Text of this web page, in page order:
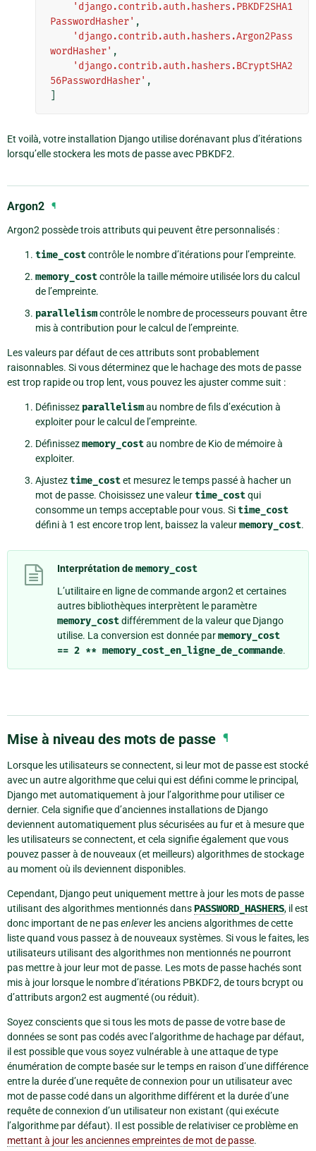
'django.contrib.auth.hashers.PBKDF2SHA1
PasswordHasher' ,
'django.contrib.auth.hashers.Argon2Pass
wordHasher' ,
'django.contrib.auth.hashers.BCryptSHA2
56PasswordHasher' ,
Et voilà, votre installation Django utilise dorénavant plus d’itérations
lorsqu’elle stockera les mots de passe avec PBKDF2.
Argon2 ¶
Argon2 possède trois attributs qui peuvent être personnalisés :
time_costcontrôle le nombre d’itérations pour l’empreinte.
memory_costcontrôle la taille mémoire utilisée lors du calcul
de l’empreinte.
parallelismcontrôle le nombre de processeurs pouvant être
mis à contribution pour le calcul de l’empreinte.
Les valeurs par défaut de ces attributs sont probablement
raisonnables. Si vous déterminez que le hachage des mots de passe
est trop rapide ou trop lent, vous pouvez les ajuster comme suit :
Définissez parallelismau nombre de fils d’exécution à
exploiter pour le calcul de l’empreinte.
Définissezmemory_costau nombre de Kio de mémoire à
exploiter.
Ajusteztime_costet mesurez le temps passé à hacher un
mot de passe. Choisissez une valeurtime_costqui
consomme un temps acceptable pour vous. Sitime_cost
défini à 1 est encore trop lent, baissez la valeurmemory_cost.
Interprétation dememory_cost
L’utilitaire en ligne de commande argon2 et certaines
autres bibliothèques interprètent le paramètre
memory_costdifféremment de la valeur que Django
utilise. La conversion est donnée parmemory_cost
== 2 ** memory_cost_en_ligne_de_commande.
Mise à niveau des mots de passe ¶
Lorsque les utilisateurs se connectent, si leur mot de passe est stocké
avec un autre algorithme que celui qui est défini comme le principal,
Django met automatiquement à jour l’algorithme pour utiliser ce
dernier. Cela signifie que d’anciennes installations de Django
deviennent automatiquement plus sécurisées au fur et à mesure que
les utilisateurs se connectent, et cela signifie également que vous
pouvez passer à de nouveaux (et meilleurs) algorithmes de stockage
au moment où ils deviennent disponibles.
Cependant, Django peut uniquement mettre à jour les mots de passe
utilisant des algorithmes mentionnés dansPASSWORD_HASHERS, il est
donc important de ne pasenlever les anciens algorithmes de cette
liste quand vous passez à de nouveaux systèmes. Si vous le faites, les
utilisateurs utilisant des algorithmes non mentionnés ne pourront
pas mettre à jour leur mot de passe. Les mots de passe hachés sont
mis à jour lorsque le nombre d’itérations PBKDF2, de tours bcrypt ou
d’attributs argon2 est augmenté (ou réduit).
Soyez conscients que si tous les mots de passe de votre base de
données se sont pas codés avec l’algorithme de hachage par défaut,
il est possible que vous soyez vulnérable à une attaque de type
énumération de compte basée sur le temps en raison d’une différence
entre la durée d’une requête de connexion pour un utilisateur avec
mot de passe codé dans un algorithme différent et la durée d’une
requête de connexion d’un utilisateur non existant (qui exécute
l’algorithme par défaut). Il est possible de relativiser ce problème en
mettant à jour les anciennes empreintes de mot de passe.